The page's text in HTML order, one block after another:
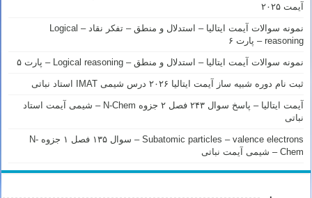
آیمت ۲۰۲۵
نمونه سوالات آیمت ایتالیا – استدلال و منطق – تفکر نقاد – Logical
reasoning – پارت ۶
نمونه سوالات آیمت ایتالیا – استدلال و منطق – Logical reasoning – پارت ۵
ثبت نام دوره شبیه ساز آیمت ایتالیا ۲۰۲۶ درس شیمی IMAT استاد نباتی
آیمت ایتالیا – پاسخ سوال ۲۴۳ فصل ۲ جزوه N-Chem – شیمی آیمت استاد
نباتی
Subatomic particles – valence electrons – سوال ۱۳۵ فصل ۱ جزوه N-
Chem – شیمی آیمت نباتی